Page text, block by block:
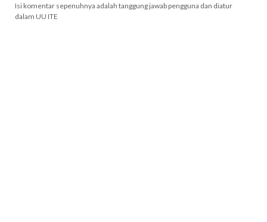
Isi komentar sepenuhnya adalah tanggung jawab pengguna dan diatur
dalam UU ITE